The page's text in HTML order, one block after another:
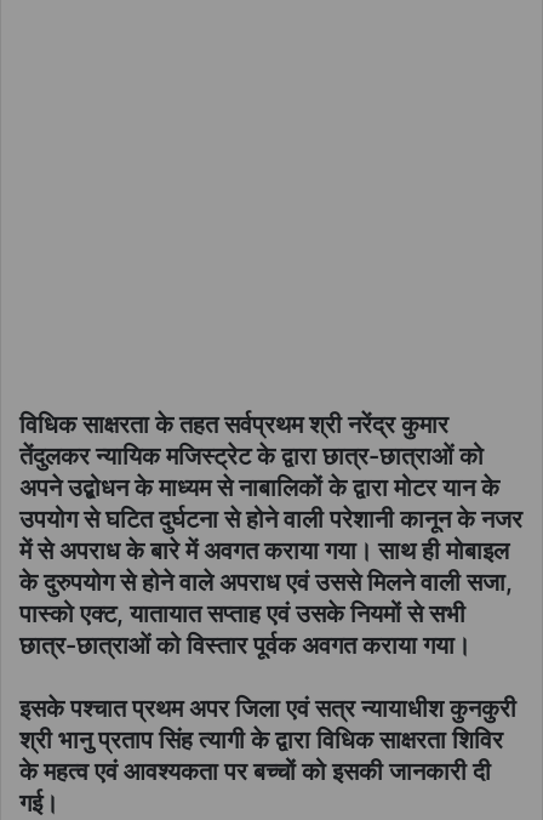
विधिक साक्षरता के तहत सर्वप्रथम श्री नरेंद्र कुमार
तेंदुलकर न्यायिक मजिस्ट्रेट के द्वारा छात्र-छात्राओं को
अपने उद्बोधन के माध्यम से नाबालिकों के द्वारा मोटर यान के
उपयोग से घटित दुर्घटना से होने वाली परेशानी कानून के नजर
में से अपराध के बारे में अवगत कराया गया। साथ ही मोबाइल
के दुरुपयोग से होने वाले अपराध एवं उससे मिलने वाली सजा,
पास्को एक्ट, यातायात सप्ताह एवं उसके नियमों से सभी
छात्र-छात्राओं को विस्तार पूर्वक अवगत कराया गया।
इसके पश्चात प्रथम अपर जिला एवं सत्र न्यायाधीश कुनकुरी
श्री भानु प्रताप सिंह त्यागी के द्वारा विधिक साक्षरता शिविर
के महत्व एवं आवश्यकता पर बच्चों को इसकी जानकारी दी
गई।